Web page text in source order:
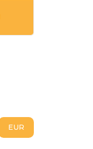
EUR